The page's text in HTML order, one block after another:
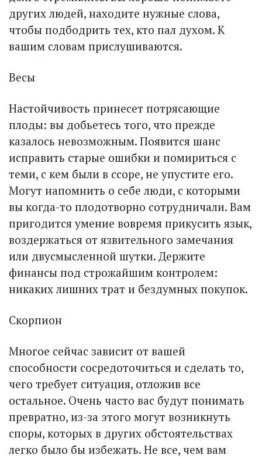
других людей, находите нужные слова,
чтобы подбодрить тех, кто пал духом. К
вашим словам прислушиваются.
Весы
Настойчивость принесет потрясающие
плоды: вы добьетесь того, что прежде
казалось невозможным. По­явится шанс
исправить старые ошибки и помириться с
теми, с кем были в ссоре, не упустите его.
Могут напомнить о себе люди, с которыми
вы когда-то плодо­творно сотрудничали. Вам
пригодится умение вовремя прикусить язык,
воздержаться от язвительного замечания
или двусмысленной шутки. Держите
финансы под строжайшим контролем:
никаких лишних трат и бездумных покупок.
Скорпион
Многое сейчас зависит от вашей
способности сосредоточиться и сделать то,
чего требует ситуация, отложив все
остальное. Очень часто вас будут понимать
превратно, из-за этого могут возникнуть
споры, которых в других обстоятельствах
легко было бы избежать. Не все, чем вам